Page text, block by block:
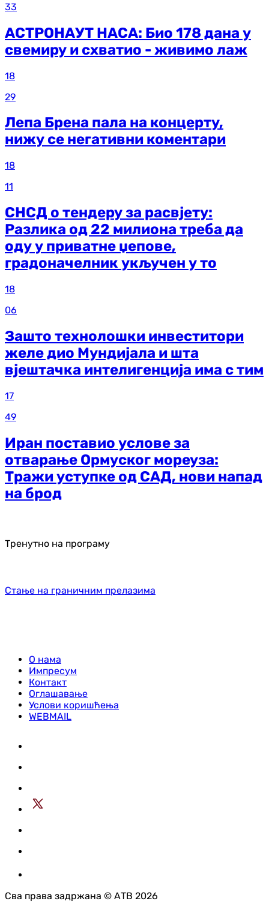
33
АСТРОНАУТ НАСА: Био 178 дана у
свемиру и схватио - живимо лаж
18
29
Лепа Брена пала на концерту,
нижу се негативни коментари
18
11
СНСД о тендеру за расвјету:
Разлика од 22 милиона треба да
оду у приватне џепове,
градоначелник укључен у то
18
06
Зашто технолошки инвеститори
желе дио Мундијала и шта
вјештачка интелигенција има с тим
17
49
Иран поставио услове за
отварање Ормуског мореуза:
Тражи уступке од САД, нови напад
на брод
Тренутно на програму
Стање на граничним прелазима
О нама
Импресум
Контакт
Оглашавање
Услови коришћења
WEBMAIL
Сва права задржана © АТВ 2026